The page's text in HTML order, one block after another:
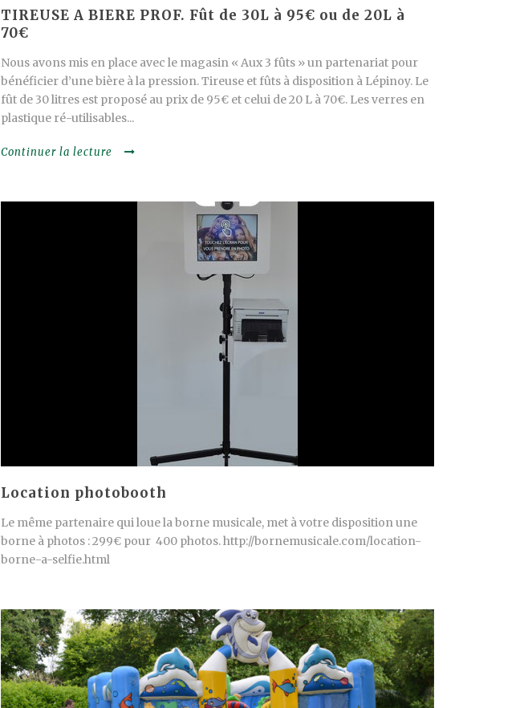
TIREUSE A BIERE PROF. Fût de 30L à 95€ ou de 20L à
70€
Nous avons mis en place avec le magasin « Aux 3 fûts » un partenariat pour
bénéficier d’une bière à la pression. Tireuse et fûts à disposition à Lépinoy. Le
fût de 30 litres est proposé au prix de 95€ et celui de 20 L à 70€. Les verres en
plastique ré-utilisables...
Continuer la lecture
Location photobooth
Le même partenaire qui loue la borne musicale, met à votre disposition une
borne à photos : 299€ pour 400 photos. http://bornemusicale.com/location-
borne-a-selfie.html